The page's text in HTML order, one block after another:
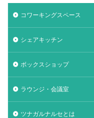
コワーキングスペース
シェアキッチン
ボックスショップ
ラウンジ・会議室
ツナガルナルセとは